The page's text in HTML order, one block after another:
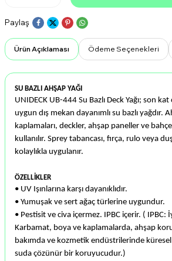
Paylaş
Ürün Açıklaması Ödeme Seçenekleri
SU BAZLI AHŞAP YAĞI
UNIDECK UB-444 Su Bazlı Deck Yağı; son
uygun dış mekan dayanımlı su bazlı yağdır.
kaplamaları, deckler, ahşap paneller ve
kullanılır. Sprey tabancası, fırça, rulo veya
kolaylıkla uygulanır.
ÖZELLİKLER
• UV Işınlarına karşı dayanıklıdır.
• Yumuşak ve sert ağaç türlerine uygundur.
• Pestisit ve civa içermez. IPBC içerir. ( IPBC:
Karbamat, boya ve kaplamalarda, ahşap
bakımda ve kozmetik endüstrilerinde
suda çözünür bir koruyucudur.)